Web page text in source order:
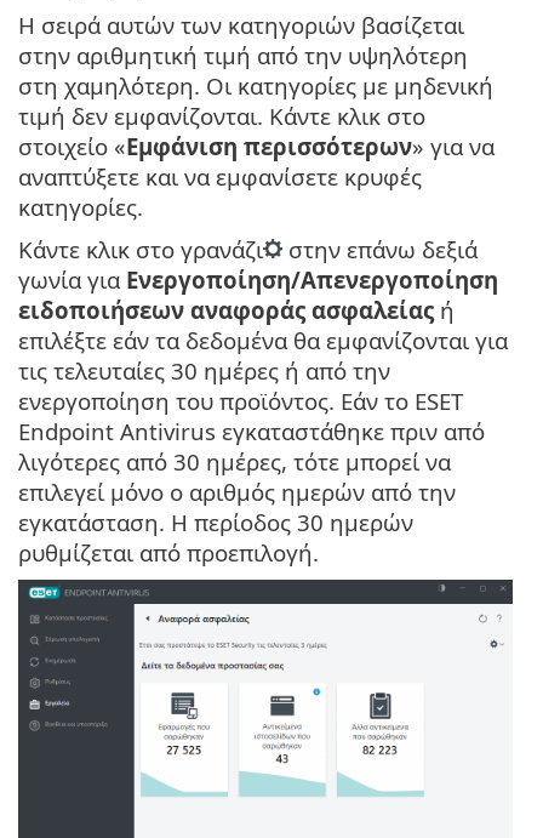
Η σειρά αυτών των κατηγοριών βασίζεται
στην αριθμητική τιμή από την υψηλότερη
στη χαμηλότερη. Οι κατηγορίες με μηδενική
τιμή δεν εμφανίζονται. Κάντε κλικ στο
στοιχείο «Εμφάνιση περισσότερων» για να
αναπτύξετε και να εμφανίσετε κρυφές
κατηγορίες.
Κάντε κλικ στο γρανάζι
στην επάνω δεξιά
γωνία για Ενεργοποίηση/Απενεργοποίηση
ειδοποιήσεων αναφοράς ασφαλείας ή
επιλέξτε εάν τα δεδομένα θα εμφανίζονται για
τις τελευταίες 30 ημέρες ή από την
ενεργοποίηση του προϊόντος. Εάν το ESET
Endpoint Antivirus εγκαταστάθηκε πριν από
λιγότερες από 30 ημέρες, τότε μπορεί να
επιλεγεί μόνο ο αριθμός ημερών από την
εγκατάσταση. Η περίοδος 30 ημερών
ρυθμίζεται από προεπιλογή.